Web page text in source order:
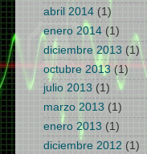
abril 2014 (1)
enero 2014 (1)
diciembre 2013 (1)
octubre 2013(1)
julio 2013 (1)
marzo 2013 (1)
enero 2013 (1)
diciembre 2012 (1)